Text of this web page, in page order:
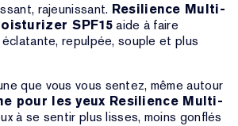
rajeunissant. Resilience Multi-
SPF15aide à faire
repulpée, souple et plus
que vous vous sentez, même autour
pour les yeux Resilience Multi-
à se sentir plus lisses, moins gonflés